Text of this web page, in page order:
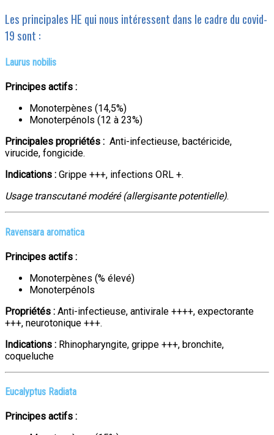
Les principales HE qui nous intéressent dans le cadre du covid-
19 sont :
Laurus nobilis
Principes actifs :
Monoterpènes (14,5%)
Monoterpénols (12 à 23%)
Principales propriétés : Anti-infectieuse, bactéricide,
virucide, fongicide.
Indications : Grippe +++, infections ORL +.
Usage transcutané modéré (allergisante potentielle).
Ravensara aromatica
Principes actifs :
Monoterpènes (% élevé)
Monoterpénols
Propriétés : Anti-infectieuse, antivirale ++++, expectorante
+++, neurotonique +++.
Indications : Rhinopharyngite, grippe +++, bronchite,
coqueluche
Eucalyptus Radiata
Principes actifs :